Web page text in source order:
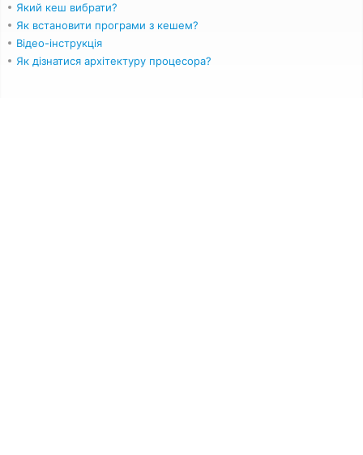
Який кеш вибрати?
Як встановити програми з кешем?
Відео-інструкція
Як дізнатися архітектуру процесора?